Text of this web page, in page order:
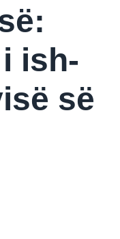
ish-
së